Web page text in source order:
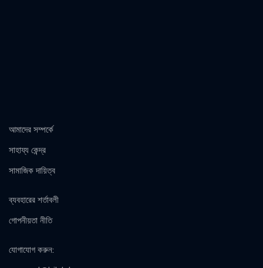
আমাদের সম্পর্কে
সাহায্য কেন্দ্র
সামাজিক দায়িত্ব
ব্যবহারের শর্তাবলী
গোপনীয়তা নীতি
যোগাযোগ করুন: